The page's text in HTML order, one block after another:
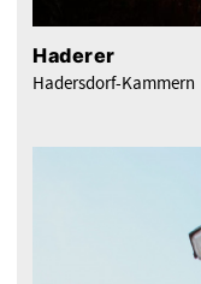
Haderer
Hadersdorf-Kammern